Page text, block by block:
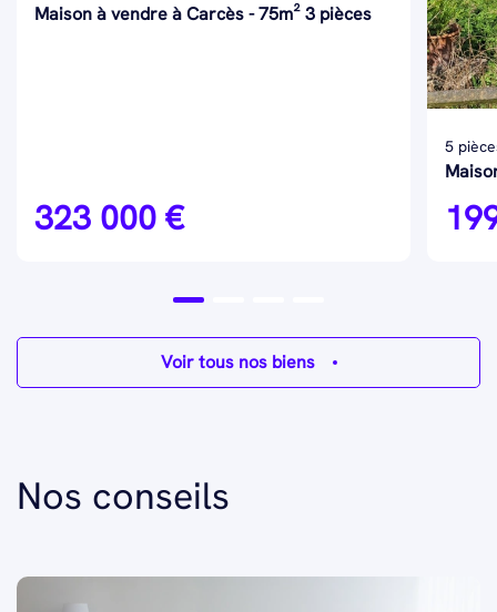
Maison à vendre à Carcès - 75m² 3 pièces
323 000 €
5
Voir tous nos biens
Nos conseils